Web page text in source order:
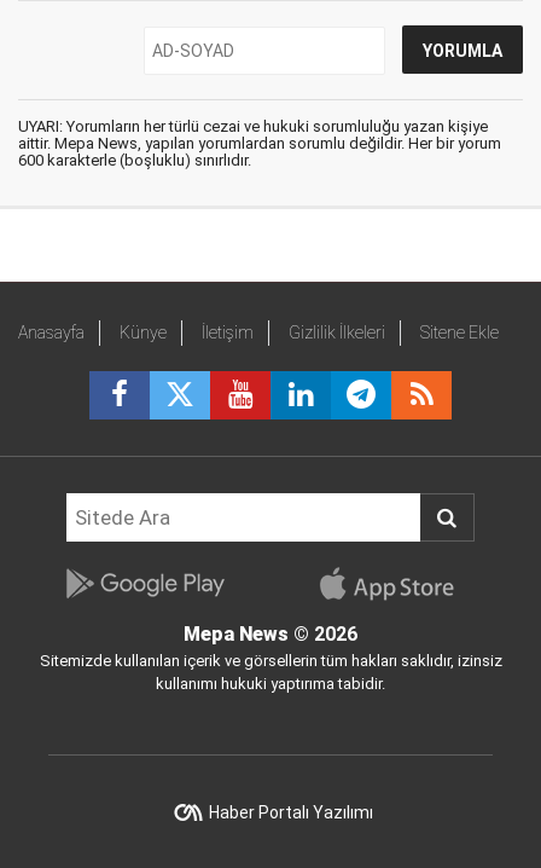
UYARI: Yorumların her türlü cezai ve hukuki sorumluluğu yazan kişiye
aittir. Mepa News, yapılan yorumlardan sorumlu değildir. Her bir yorum
600 karakterle (boşluklu) sınırlıdır.
Anasayfa Künye İletişim Gizlilik İlkeleri Sitene Ekle
Mepa News © 2026
Sitemizde kullanılan içerik ve görsellerin tüm hakları saklıdır, izinsiz
kullanımı hukuki yaptırıma tabidir.
Haber Portalı Yazılımı